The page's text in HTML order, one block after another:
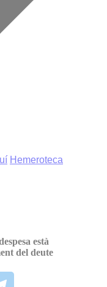
Hemeroteca
està
del deute